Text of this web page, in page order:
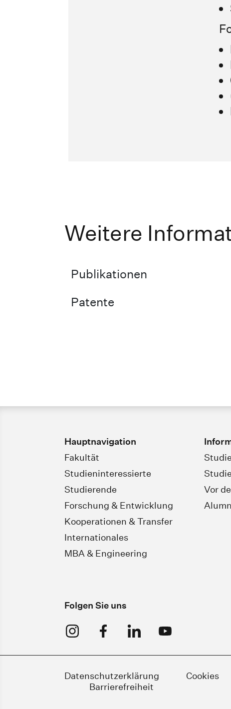
Weitere
Publikationen
Patente
Hauptnavigation
Fakultät
Studieninteressierte
Studierende
Forschung & Entwicklung
Kooperationen & Transfer
Internationales
MBA & Engineering
Vor
Folgen Sie uns
Datenschutzerklärung Cookies
Barrierefreiheit